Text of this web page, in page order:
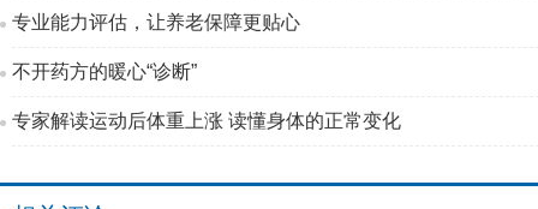
专业能力评估，让养老保障更贴心
不开药方的暖心“诊断”
专家解读运动后体重上涨 读懂身体的正常变化